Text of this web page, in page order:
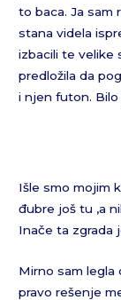
to baca. Ja sam
stana videla
izbacili te velike
predložila da
i njen futon. Bilo
Išle smo mojim
đubre još tu ,a
Inače ta zgrada
Mirno sam legla
pravo rešenje